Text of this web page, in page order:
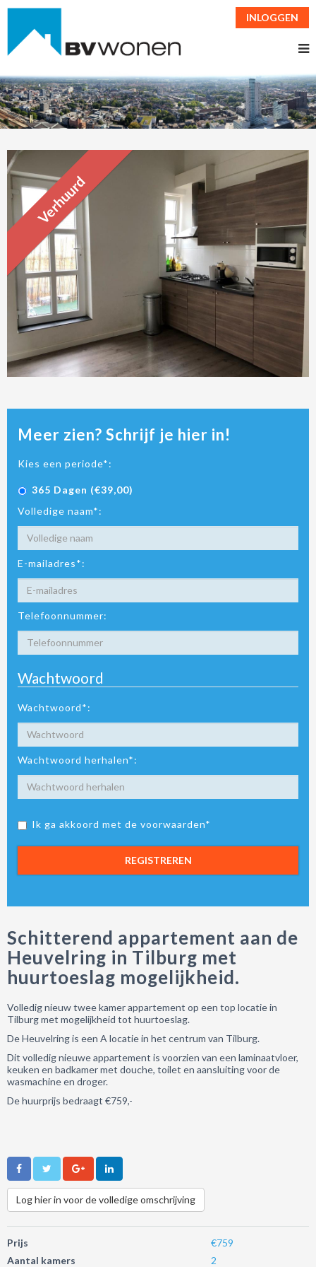
INLOGGEN
Verhuurd
Meer zien? Schrijf je hier in!
Kies een periode*:
365 Dagen (€39,00)
Volledige naam*:
E-mailadres*:
Telefoonnummer:
Wachtwoord
Wachtwoord*:
Wachtwoord herhalen*:
Ik ga akkoord met de voorwaarden*
REGISTREREN
Schitterend appartement aan de
Heuvelring in Tilburg met
huurtoeslag mogelijkheid.
Volledig nieuw twee kamer appartement op een top locatie in
Tilburg met mogelijkheid tot huurtoeslag.
De Heuvelring is een A locatie in het centrum van Tilburg.
Dit volledig nieuwe appartement is voorzien van een laminaatvloer,
keuken en badkamer met douche, toilet en aansluiting voor de
wasmachine en droger.
De huurprijs bedraagt €759,-
Log hier in voor de volledige omschrijving
Prijs
€759
Aantal kamers
2